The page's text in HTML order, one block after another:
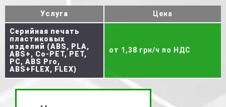
Услуга Цена
Серийная печать
пластиковых
изделий (ABS, PLA,
ABS+, Co-PET, PET,
PC, ABS Pro,
ABS+FLEX, FLEX)
от 1,38 грн/ч по НДС